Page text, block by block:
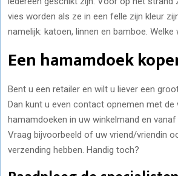
vies worden als ze in een felle zijn kleur
namelijk: katoen, linnen en bamboe.
Een hamamdoek
Bent u een retailer en wilt u liever een
Dan kunt u even contact opnemen met
hamamdoeken in uw winkelmand en
Vraag bijvoorbeeld of uw vriend/vriendin
verzending hebben. Handig toch?